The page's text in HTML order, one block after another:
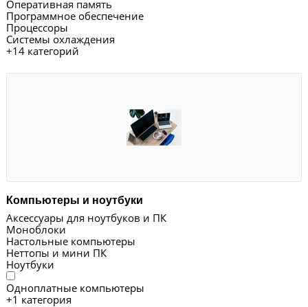
Оперативная память
Программное обеспечение
Процессоры
Системы охлаждения
+14 категорий
Компьютеры и ноутбуки
Аксессуары для ноутбуков и ПК
Моноблоки
Настольные компьютеры
Неттопы и мини ПК
Ноутбуки
Одноплатные компьютеры
+1 категория